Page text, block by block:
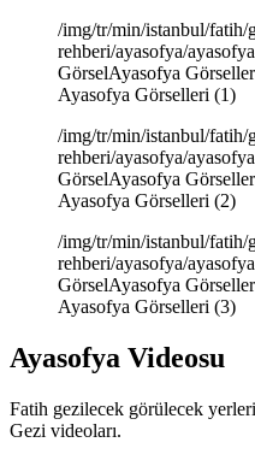
/img/tr/min/istanbul/fatih/
rehberi/ayasofya/
GörselAyasofya
Ayasofya Görselleri (1)
/img/tr/min/istanbul/fatih/
rehberi/ayasofya/
GörselAyasofya
Ayasofya Görselleri (2)
/img/tr/min/istanbul/fatih/
rehberi/ayasofya/
GörselAyasofya
Ayasofya Görselleri (3)
Ayasofya Videosu
Fatih gezilecek görülecek
Gezi videoları.